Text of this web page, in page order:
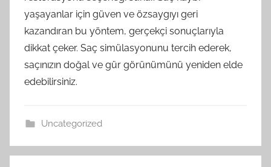
yaşayanlar için güven ve özsaygıyı geri
kazandıran bu yöntem, gerçekçi sonuçlarıyla
dikkat çeker. Saç simülasyonunu tercih ederek,
saçınızın doğal ve gür görünümünü yeniden elde
edebilirsiniz.
Uncategorized